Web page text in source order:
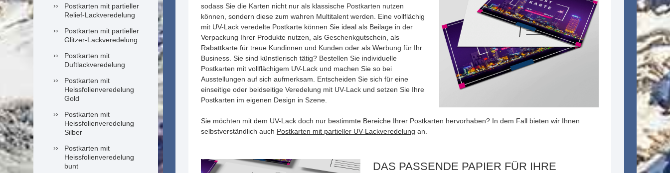
Postkarten mit partieller
Relief-Lackveredelung
Postkarten mit partieller
Glitzer-Lackveredelung
Postkarten mit
Duftlackveredelung
Postkarten mit
Heissfolienveredelung
Gold
Postkarten mit
Heissfolienveredelung
Silber
Postkarten mit
Heissfolienveredelung
bunt
sodass Sie die Karten nicht nur als klassische Postkarten nutzen
können, sondern diese zum wahren Multitalent werden. Eine vollflächig
mit UV-Lack veredelte Postkarte können Sie ideal als Beilage in der
Verpackung Ihrer Produkte nutzen, als Geschenkgutschein, als
Rabattkarte für treue Kundinnen und Kunden oder als Werbung für Ihr
Business. Sie sind künstlerisch tätig? Bestellen Sie individuelle
Postkarten mit vollflächigem UV-Lack und machen Sie so bei
Ausstellungen auf sich aufmerksam. Entscheiden Sie sich für eine
einseitige oder beidseitige Veredelung mit UV-Lack und setzen Sie Ihre
Postkarten im eigenen Design in Szene.
Sie möchten mit dem UV-Lack doch nur bestimmte Bereiche Ihrer Postkarten hervorhaben? In dem Fall bieten wir Ihnen
selbstverständlich auch Postkarten mit partieller UV-Lackveredelung an.
DAS PASSENDE PAPIER FÜR IHRE